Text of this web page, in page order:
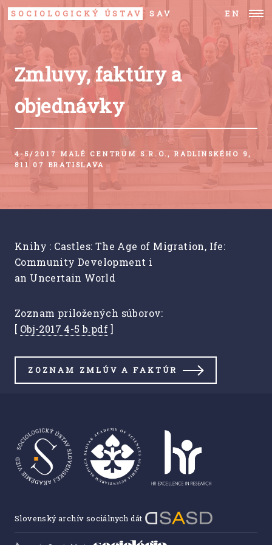
SOCIOLOGICKÝ ÚSTAV SAV EN
Zmluvy, faktúry a
objednávky
4-5/2017 MALÉ CENTRUM S.R.O., RADLINSKÉHO 9,
811 07 BRATISLAVA
Knihy : Castles: The Age of Migration, Ife:
Community Development i
an Uncertain World
Zoznam priložených súborov:
[ Obj-2017 4-5 b.pdf]
ZOZNAM ZMLÚV A FAKTÚR
Slovenský archív sociálnych dát